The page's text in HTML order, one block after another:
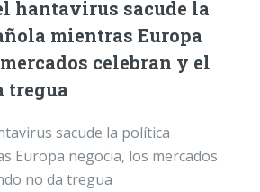
hantavirus sacude la
mientras Europa
celebran y el
tregua
sacude la política
Europa negocia, los mercados
no da tregua